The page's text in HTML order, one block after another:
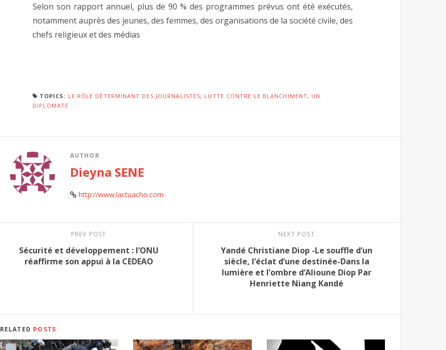
Selon son rapport annuel, plus de 90 % des programmes prévus ont été exécutés,
notamment auprès des jeunes, des femmes, des organisations de la société civile, des
chefs religieux et des médias
TOPICS: LE RÔLE DÉTERMINANT DES JOURNALISTES, LUTTE CONTRE LE BLANCHIMENT, UN
DIPLOMATE
AUTHOR
Dieyna SENE
http://www.lactuacho.com
PREV POST
Sécurité et développement : l’ONU
réaffirme son appui à la CEDEAO
NEXT POST
Yandé Christiane Diop -Le souffle d’un
siècle, l’éclat d’une destinée-Dans la
lumière et l’ombre d’Alioune Diop Par
Henriette Niang Kandé
RELATED POSTS